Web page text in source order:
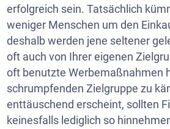
erfolgreich sein. Tatsächlich
weniger Menschen um den
deshalb werden jene seltener
oft auch von Ihrer eigenen
oft benutzte Werbemaßnahmen
schrumpfenden Zielgruppe zu
enttäuschend erscheint, sollten
keinesfalls lediglich so